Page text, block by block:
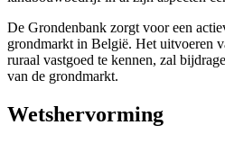
De Grondenbank zorgt voor een
grondmarkt in België. Het uitvoeren
ruraal vastgoed te kennen, zal
van de grondmarkt.
Wetshervorming